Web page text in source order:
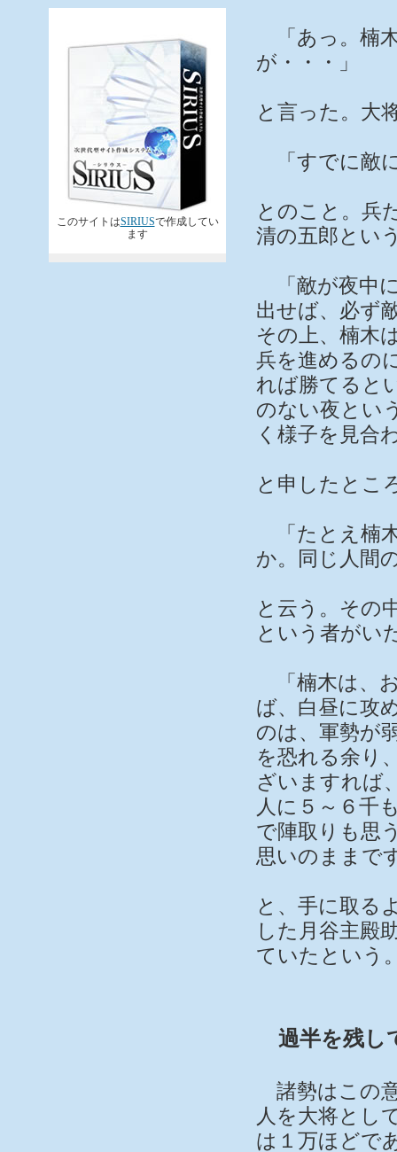
「あっ。楠
が・・・」
と言った。大
「すでに敵
とのこと。兵
清の五郎とい
「敵が夜中
出せば、必ず
その上、楠木
兵を進めるの
れば勝てると
のない夜とい
く様子を見合
と申したとこ
「たとえ楠
か。同じ人間
と云う。その
という者がい
「楠木は、
ば、白昼に攻
のは、軍勢が
を恐れる余り
ざいますれば
人に５～６千
で陣取りも思
思いのままで
と、手に取る
した月谷主殿
ていたという
過半を残し
諸勢はこの
人を大将とし
は１万ほどで
このサイトはSIRIUSで作成してい
ます